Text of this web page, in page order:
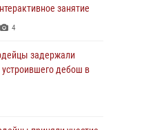
Северо-
по самбо и
занятие
4
задержали
устроившего дебош в